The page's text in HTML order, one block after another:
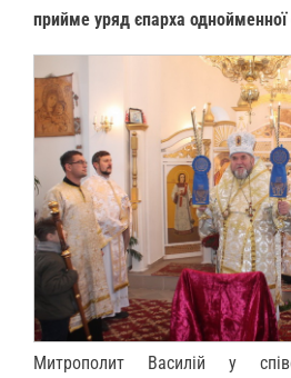
прийме уряд єпарха однойменної
Митрополит Василій у